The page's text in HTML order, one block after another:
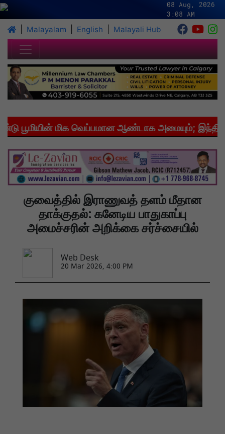
08 Aug, 2026
3:08 AM
Malayalam English Malayali Hub
மிக வெப்பமான ஆண்டாக அமையும்;
குவைத்தில் இராணுவத் தளம் மீதான
தாக்குதல்: கனேடிய பாதுகாப்பு
அமைச்சரின் அறிக்கை சர்ச்சையில்
Web Desk
20 Mar 2026, 4:00 PM